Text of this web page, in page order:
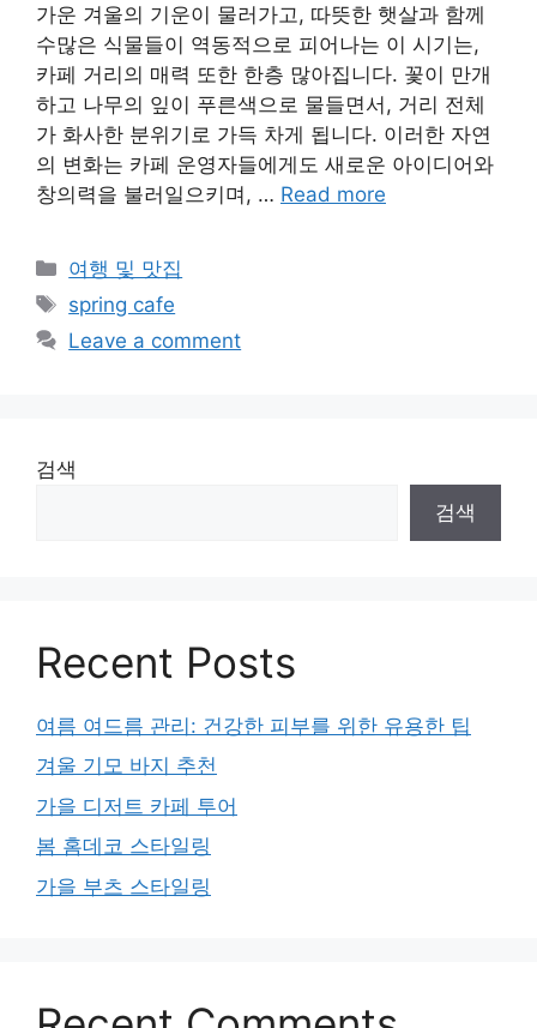
가운 겨울의 기운이 물러가고, 따뜻한 햇살과 함께
수많은 식물들이 역동적으로 피어나는 이 시기는,
카페 거리의 매력 또한 한층 많아집니다. 꽃이 만개
하고 나무의 잎이 푸른색으로 물들면서, 거리 전체
가 화사한 분위기로 가득 차게 됩니다. 이러한 자연
의 변화는 카페 운영자들에게도 새로운 아이디어와
창의력을 불러일으키며, … Read more
Categories
여행 및 맛집
Tags
spring cafe
Leave a comment
검색
검색
Recent Posts
여름 여드름 관리: 건강한 피부를 위한 유용한 팁
겨울 기모 바지 추천
가을 디저트 카페 투어
봄 홈데코 스타일링
가을 부츠 스타일링